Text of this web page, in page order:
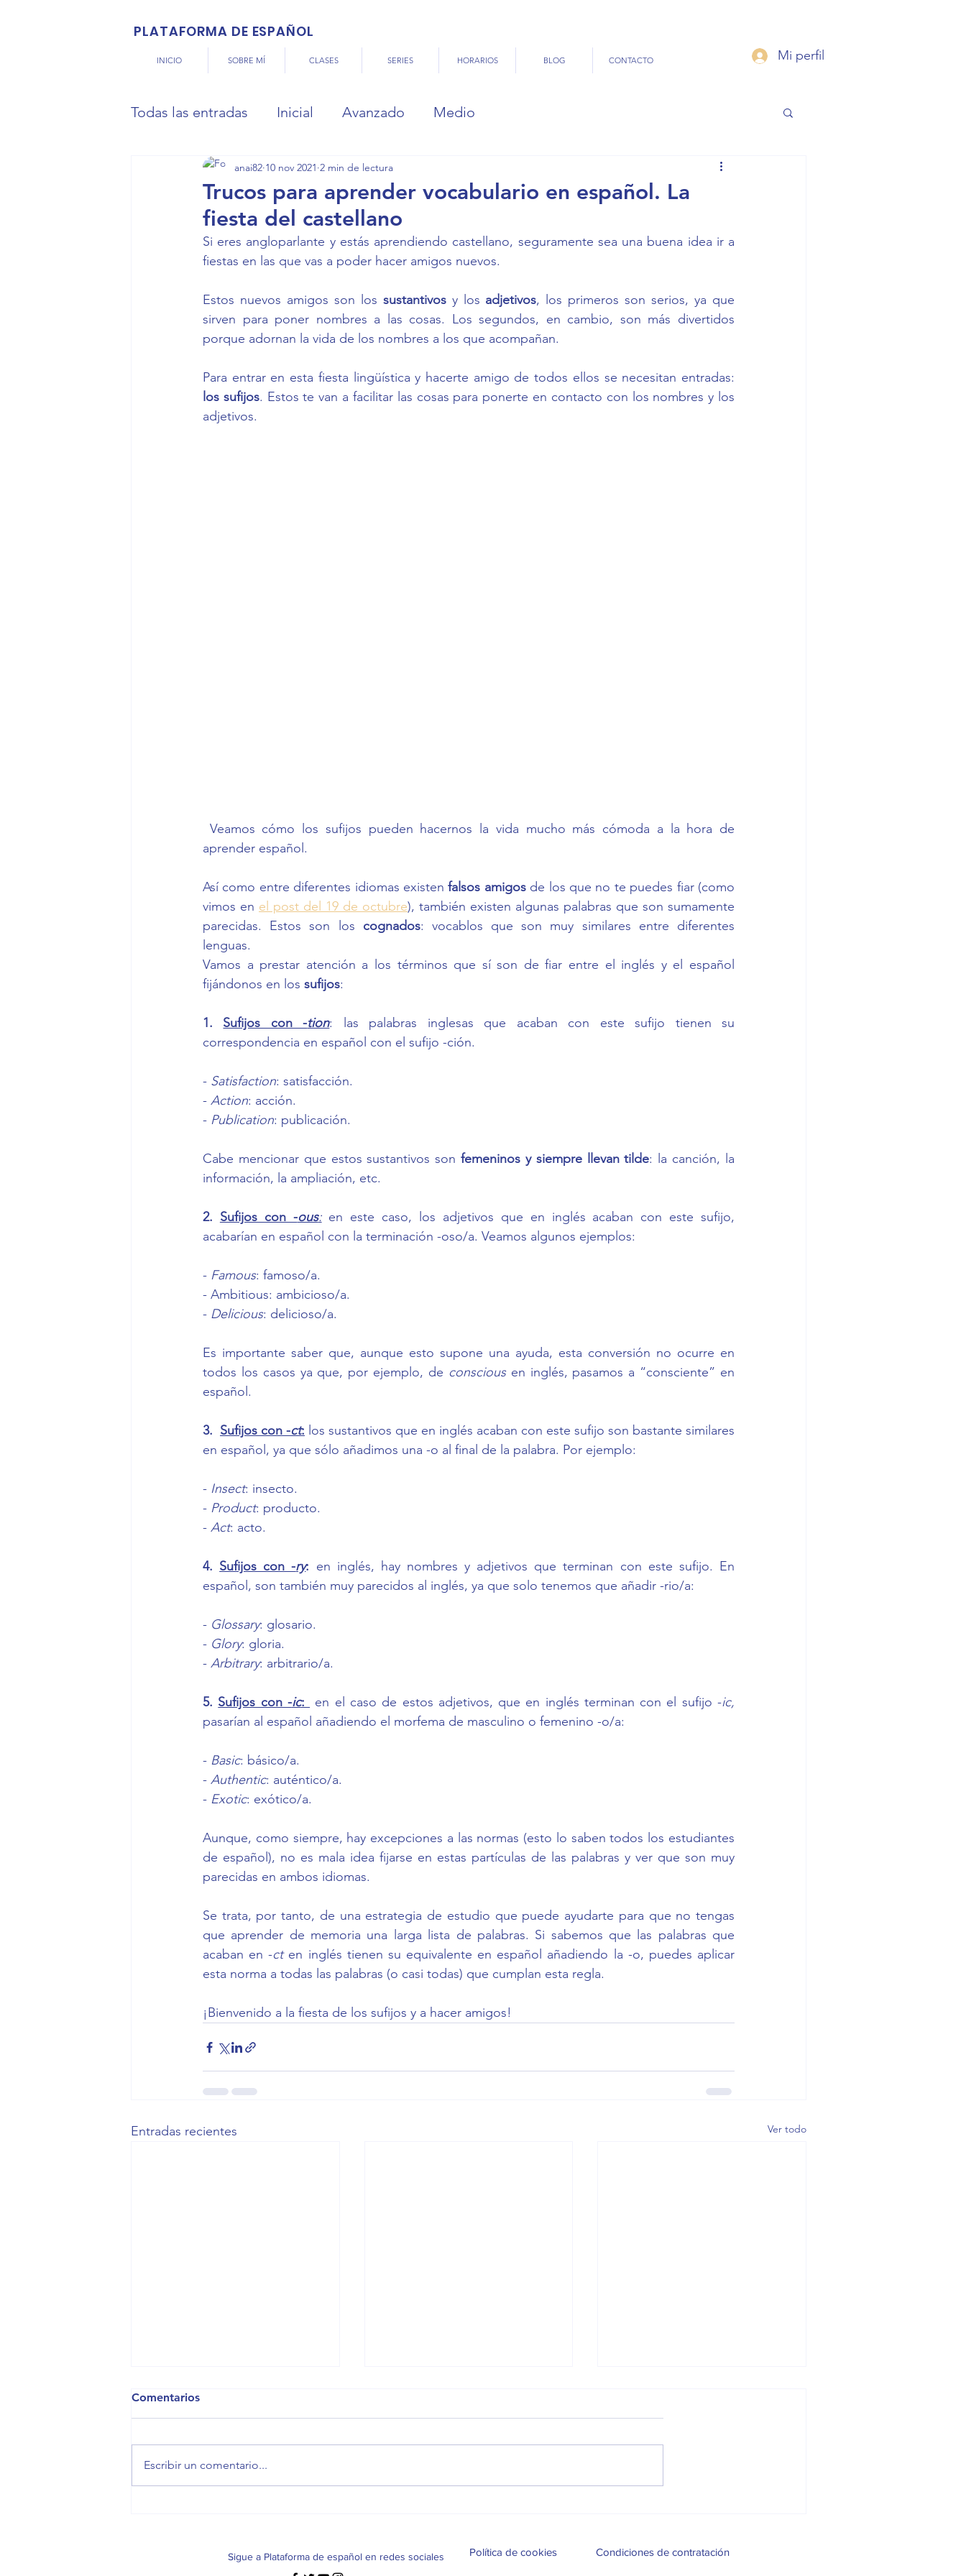
PLATAFORMA DE ESPAÑOL
INICIO SOBRE MÍ CLASES SERIES HORARIOS BLOG CONTACTO Mi perfil
Todas las entradas Inicial Avanzado Medio
Trucos para aprender vocabulario en español. La
fiesta del castellano
anai82 10 nov 2021 2 min de lectura
Si eres angloparlante y estás aprendiendo castellano, seguramente sea una buena idea ir a
fiestas en las que vas a poder hacer amigos nuevos.
Estos nuevos amigos son los sustantivos y los adjetivos, los primeros son serios, ya que
sirven para poner nombres a las cosas. Los segundos, en cambio, son más divertidos
porque adornan la vida de los nombres a los que acompañan.
los sufijos. Estos te van a facilitar las cosas para ponerte en contacto con los nombres y los
adjetivos.
aprender español.
Así como entre diferentes idiomas existen falsos amigos de los que no te puedes fiar (como
vimos en el post del 19 de octubre), también existen algunas palabras que son sumamente
parecidas. Estos son los cognados: vocablos que son muy similares entre diferentes
lenguas.
Vamos a prestar atención a los términos que sí son de fiar entre el inglés y el español
fijándonos en los sufijos:
1. Sufijos con -tion: las palabras inglesas que acaban con este sufijo tienen su
correspondencia en español con el sufijo -ción.
- Satisfaction: satisfacción.
- Action: acción.
- Publication: publicación.
Cabe mencionar que estos sustantivos son femeninos y siempre llevan tilde: la canción, la
información, la ampliación, etc.
2. Sufijos con -ous: en este caso, los adjetivos que en inglés acaban con este sufijo,
acabarían en español con la terminación -oso/a. Veamos algunos ejemplos:
- Famous: famoso/a.
- Ambitious: ambicioso/a.
- Delicious: delicioso/a.
Es importante saber que, aunque esto supone una ayuda, esta conversión no ocurre en
todos los casos ya que, por ejemplo, de conscious en inglés, pasamos a “consciente” en
español.
3. Sufijos con -ct: los sustantivos que en inglés acaban con este sufijo son bastante similares
en español, ya que sólo añadimos una -o al final de la palabra. Por ejemplo:
- Insect: insecto.
- Product: producto.
- Act: acto.
4. Sufijos con -ry: en inglés, hay nombres y adjetivos que terminan con este sufijo. En
español, son también muy parecidos al inglés, ya que solo tenemos que añadir -rio/a:
- Glossary: glosario.
- Glory: gloria.
- Arbitrary: arbitrario/a.
5. Sufijos con -ic: en el caso de estos adjetivos, que en inglés terminan con el sufijo -
pasarían al español añadiendo el morfema de masculino o femenino -o/a:
- Basic: básico/a.
- Authentic: auténtico/a.
- Exotic: exótico/a.
Aunque, como siempre, hay excepciones a las normas (esto lo saben todos los estudiantes
de español), no es mala idea fijarse en estas partículas de las palabras y ver que son muy
parecidas en ambos idiomas.
Se trata, por tanto, de una estrategia de estudio que puede ayudarte para que no tengas
que aprender de memoria una larga lista de palabras. Si sabemos que las palabras que
acaban en -ct en inglés tienen su equivalente en español añadiendo la -o, puedes aplicar
esta norma a todas las palabras (o casi todas) que cumplan esta regla.
¡Bienvenido a la fiesta de los sufijos y a hacer amigos!
Entradas recientes Ver todo
Comentarios
Escribir un comentario...
Sigue a Plataforma de español en redes sociales Política de cookies Condiciones de contratación